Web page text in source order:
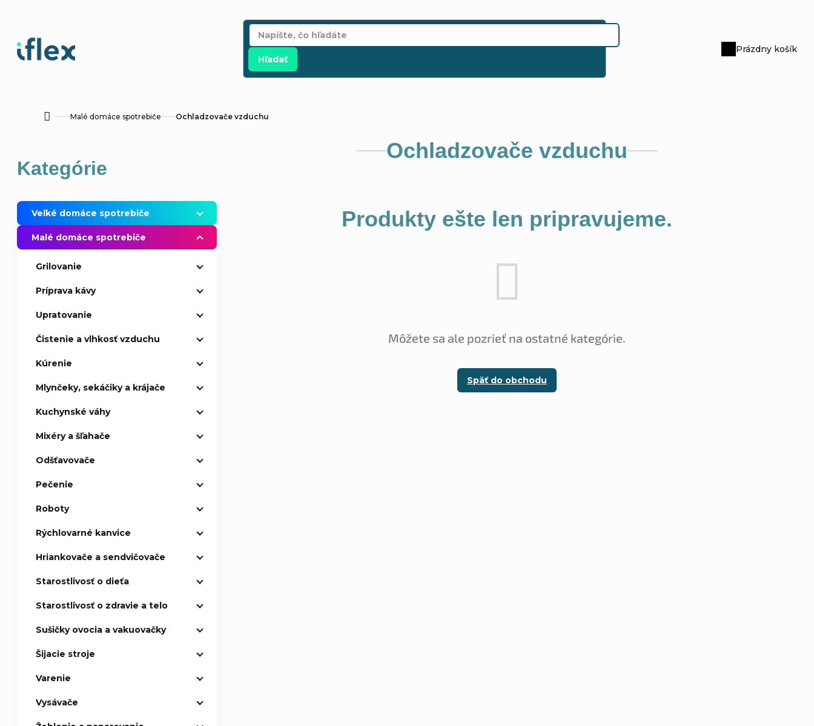
Hľadať
Nákupný
Prázdny košík
DomovMalé domáce spotrebiče Ochladzovače vzduchu
o
č
n
Preskočiť
kategórie
Kategórie
Veľké domáce spotrebiče
Malé domáce spotrebiče
Grilovanie
Príprava kávy
Upratovanie
Čistenie a vlhkosť vzduchu
Kúrenie
Mlynčeky, sekáčiky a krájače
Kuchynské váhy
Mixéry a šľahače
Odšťavovače
Pečenie
Roboty
Rýchlovarné kanvice
Hriankovače a sendvičovače
Starostlivosť o dieťa
Starostlivosť o zdravie a telo
Sušičky ovocia a vakuovačky
Šijacie stroje
Varenie
Vysávače
Ochladzovače vzduchu
Produkty ešte len pripravujeme.
Môžete sa ale pozrieť na ostatné kategórie.
Späť do obchodu